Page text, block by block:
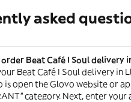
asked
order Beat Café I Soul delivery
Beat Café I Soul delivery in
is open the Glovo website or
category. Next, enter